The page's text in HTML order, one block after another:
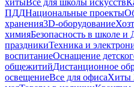
ПДДНациональные проекты
хранения3D-оборудование
химияБезопасность в школе
праздникиТехника и
воспитаниеОснащение
общежитийДистанционное
освещениеВсе для офисаХиты